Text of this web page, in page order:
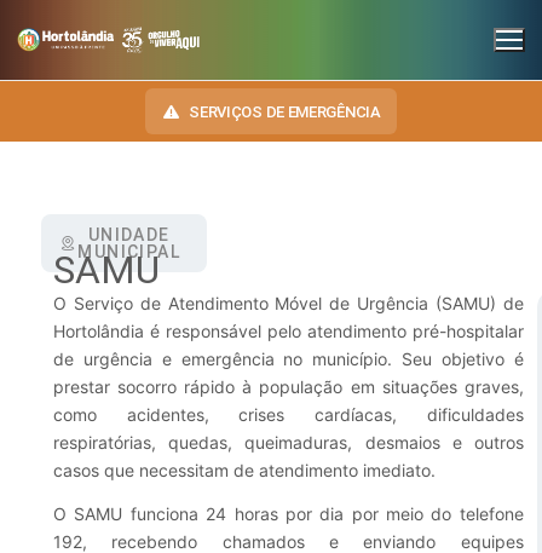
SERVIÇOS DE EMERGÊNCIA
INSTITUCIONAL
SECRETARIAS
Administração e Gestão de Pessoal
Assuntos Jurídicos
Cultura
Desenvolvimento Econômico, Trabalho, Turismo e Inovação
Educação, Ciência e Tecnologia
NOSSA CIDADE
HINO, BRASÃO E BANDEIRA
Autoridades do Município
Downloads
Telefones Úteis
TRANSPARÊNCIA
DIÁRIO OFICIAL
LEIS MUNICIPAIS
UNIDADE
MUNICIPAL
SAMU
O Serviço de Atendimento Móvel de Urgência (SAMU) de
Hortolândia é responsável pelo atendimento pré-hospitalar
de urgência e emergência no município. Seu objetivo é
prestar socorro rápido à população em situações graves,
como acidentes, crises cardíacas, dificuldades
respiratórias, quedas, queimaduras, desmaios e outros
casos que necessitam de atendimento imediato.
O SAMU funciona 24 horas por dia por meio do telefone
192, recebendo chamados e enviando equipes